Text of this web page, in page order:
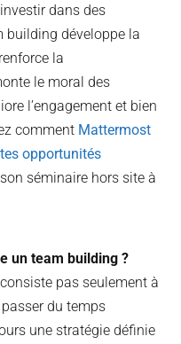
dans des
building développe la
la
le moral des
l’engagement et bien
comment Mattermost
opportunités
séminaire hors site à
un team building ?
pas seulement à
du temps
une stratégie définie